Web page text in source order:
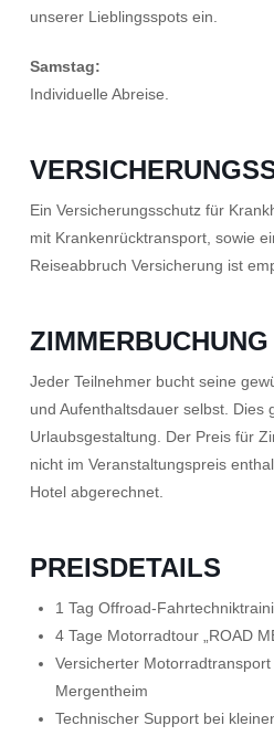
unserer Lieblingsspots ein.
Samstag:
Individuelle Abreise.
Ein Versicherungsschutz für
mit Krankenrücktransport, sowie
Reiseabbruch Versicherung ist
ZIMMERBUCHUNG
Jeder Teilnehmer bucht seine
und Aufenthaltsdauer selbst. Dies
Urlaubsgestaltung. Der Preis für
nicht im Veranstaltungspreis
Hotel abgerechnet.
PREISDETAILS
1 Tag Offroad-
4 Tage Motorradtour „ROAD
Versicherter
Mergentheim
Technischer Support bei